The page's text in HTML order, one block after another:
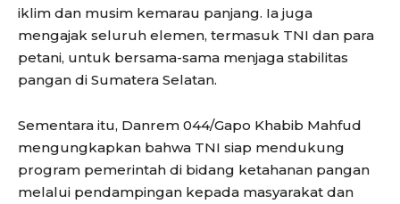
iklim dan musim kemarau panjang. Ia juga
mengajak seluruh elemen, termasuk TNI dan para
petani, untuk bersama-sama menjaga stabilitas
pangan di Sumatera Selatan.
Sementara itu, Danrem 044/Gapo Khabib Mahfud
mengungkapkan bahwa TNI siap mendukung
program pemerintah di bidang ketahanan pangan
melalui pendampingan kepada masyarakat dan